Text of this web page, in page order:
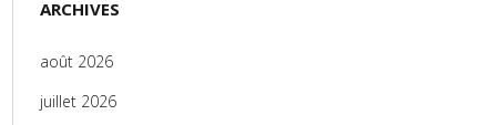
ARCHIVES
août 2026
juillet 2026